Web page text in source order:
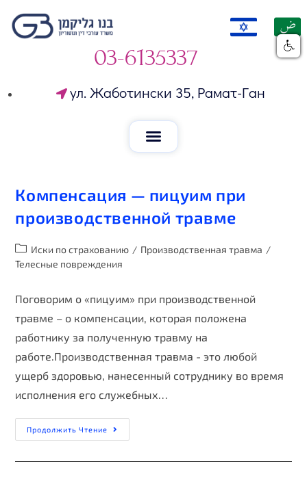
03-6135337
ул. Жаботински 35, Рамат-Ган
Компенсация — пицуим при
производственной травме
Иски по страхованию / Производственная травма /
Телесные повреждения
Поговорим о «пицуим» при производственной
травме – о компенсации, которая положена
работнику за полученную травму на
работе.Производственная травма - это любой
ущерб здоровью, нанесенный сотруднику во время
исполнения его служебных…
Продолжить Чтение